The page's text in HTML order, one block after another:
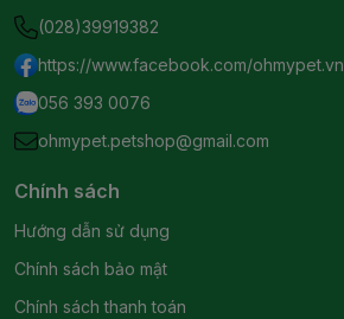
(028)39919382
https://www.facebook.com/ohmypet.vn
056 393 0076
ohmypet.petshop@gmail.com
Chính sách
Hướng dẫn sử dụng
Chính sách bảo mật
Chính sách thanh toán